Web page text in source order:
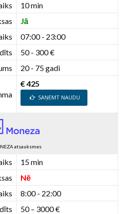
10 min
Jā
07:00 - 23:00
50 - 300 €
20 - 75 gadi
€ 425
SAŅEMT NAUDU
atsauksmes
15 min
Nē
8:00 - 22:00
50 – 3000 €